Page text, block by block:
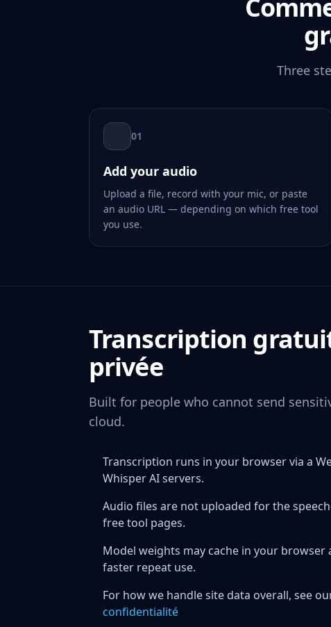
Three
01
Add your audio
Upload a file, record with your mic, or paste
an audio URL — depending on which free tool
you use.
Transcription
privée
Built for people who cannot send
cloud.
Transcription runs in your browser via a
Whisper AI servers.
Audio files are not uploaded for the
free tool pages.
Model weights may cache in your
faster repeat use.
For how we handle site data overall, see
confidentialité